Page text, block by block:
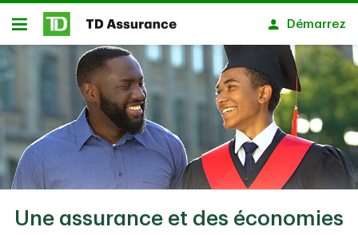
Passer au contenu principal
Ouvert
Démarrez
Une assurance et des économies